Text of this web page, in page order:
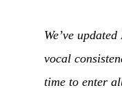
We’ve
vocal
time to enter